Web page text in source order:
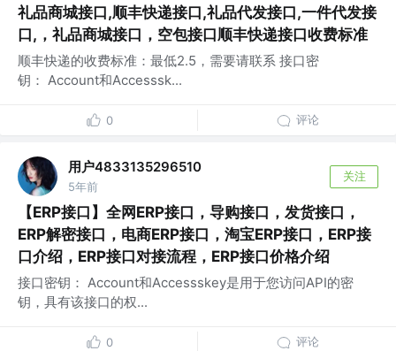
礼品商城接口,顺丰快递接口,礼品代发接口,一件代发接
口,，礼品商城接口，空包接口顺丰快递接口收费标准
顺丰快递的收费标准：最低2.5，需要请联系 接口密
钥： Account和Accesssk...
0 评论
用户4833135296510
5年前
关注
【ERP接口】全网ERP接口，导购接口，发货接口，
ERP解密接口，电商ERP接口，淘宝ERP接口，ERP接
口介绍，ERP接口对接流程，ERP接口价格介绍
接口密钥： Account和Accessskey是用于您访问API的密
钥，具有该接口的权...
0 评论